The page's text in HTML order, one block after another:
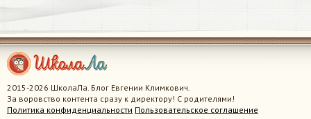
2015-2026 ШколаЛа. Блог Евгении Климкович.
За воровство контента сразу к директору! С родителями!
Политика конфиденциальности Пользовательское соглашение